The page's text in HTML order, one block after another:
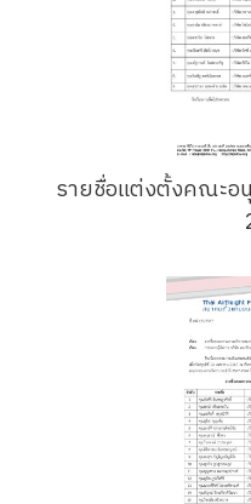
รายชื่อแต่งตั้งคณะอ